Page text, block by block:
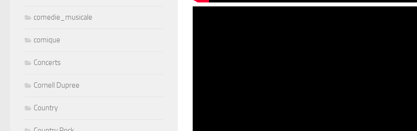
comedie_musicale
comique
Concerts
Cornell Dupree
Country